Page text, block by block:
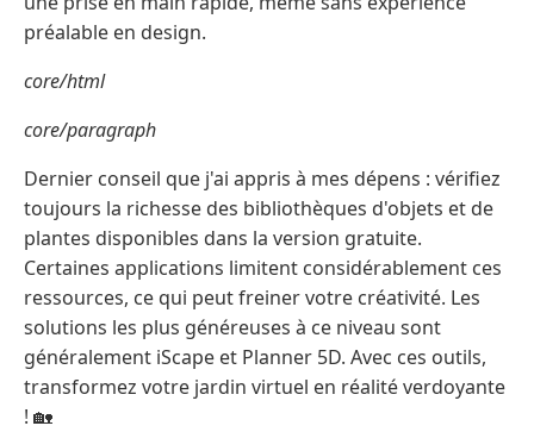
préalable en design.
core/html
core/paragraph
Dernier conseil que j'ai appris à mes dépens : vérifiez
toujours la richesse des bibliothèques d'objets et de
plantes disponibles dans la version gratuite.
Certaines applications limitent considérablement ces
ressources, ce qui peut freiner votre créativité. Les
solutions les plus généreuses à ce niveau sont
généralement iScape et Planner 5D. Avec ces outils,
transformez votre jardin virtuel en réalité verdoyante
! 🏡